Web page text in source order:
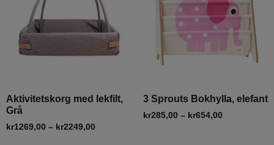
Aktivitetskorg med lekfilt,
Grå
kr1269,00 – kr2249,00
3 Sprouts Bokhylla, elefant
kr285,00 – kr654,00